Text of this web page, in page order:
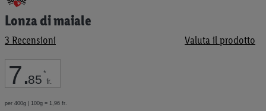
Lonza di maiale
3 Recensioni Valuta il prodotto
7.85 *
fr.
per 400g | 100g = 1,96 fr.
all'inizio
della
di